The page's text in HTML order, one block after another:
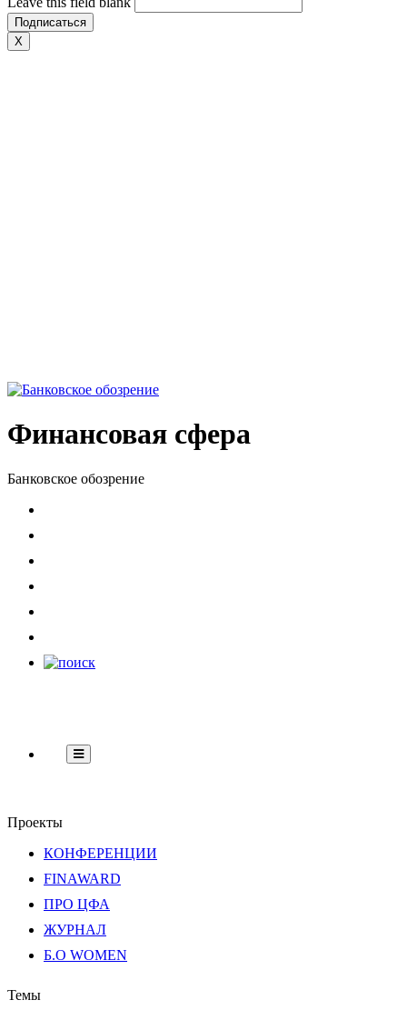
X
Финансовая сфера
Банковское обозрение
Проекты
КОНФЕРЕНЦИИ
FINAWARD
ПРО ЦФА
ЖУРНАЛ
Б.О WOMEN
Темы